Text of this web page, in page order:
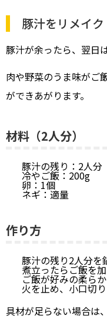
豚汁をリメイ
豚汁が余ったら、翌日
肉や野菜のうま味がご
ができあがります。
材料（2人分）
豚汁の残り：2人分
冷やご飯：200g
卵：1個
ネギ：適量
作り方
豚汁の残り2人分を
煮立ったらご飯を
ご飯が好みの柔ら
火を止め、小口切
具材が足らない場合は